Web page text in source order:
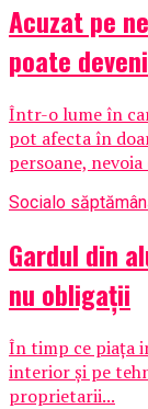
Acuzat pe
poate
Într-o lume în
pot afecta în
persoane, nevoia
Socialo
Gardul din
nu obligații
În timp ce piața
interior și pe
proprietarii...